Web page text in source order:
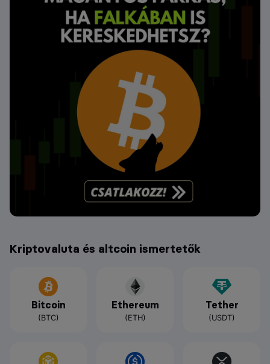
Kriptovaluta és altcoin ismertetők
Bitcoin
(BTC)
Ethereum
(ETH)
Tether
(USDT)